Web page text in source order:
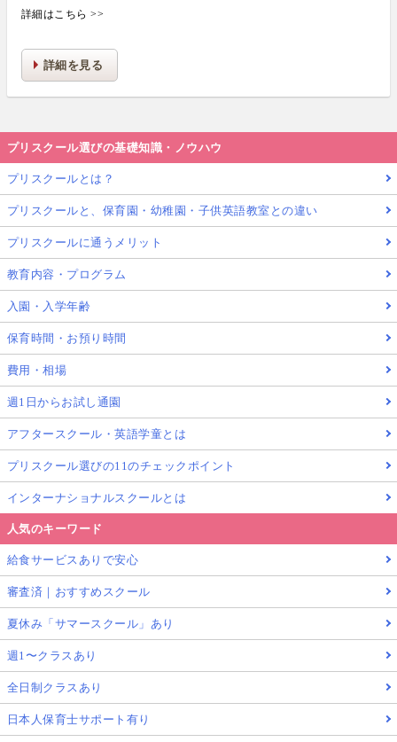
詳細はこちら >>
詳細を見る
プリスクール選びの基礎知識・ノウハウ
プリスクールとは？
プリスクールと、保育園・幼稚園・子供英語教室との違い
プリスクールに通うメリット
教育内容・プログラム
入園・入学年齢
保育時間・お預り時間
費用・相場
週1日からお試し通園
アフタースクール・英語学童とは
プリスクール選びの11のチェックポイント
インターナショナルスクールとは
人気のキーワード
給食サービスありで安心
審査済｜おすすめスクール
夏休み「サマースクール」あり
週1〜クラスあり
全日制クラスあり
日本人保育士サポート有り